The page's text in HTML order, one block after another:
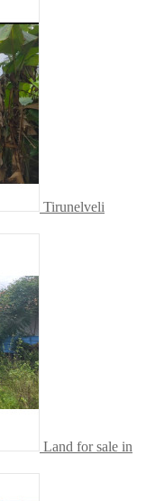
Tirunelveli
Land for sale in